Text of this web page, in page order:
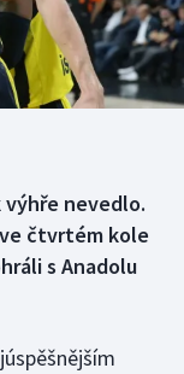
výhře nevedlo.
čtvrtém kole
s Anadolu